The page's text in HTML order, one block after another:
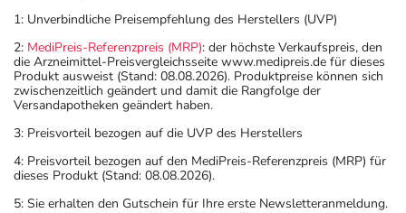
1: Unverbindliche Preisempfehlung des Herstellers (UVP)
2: MediPreis-Referenzpreis (MRP): der höchste Verkaufspreis, den
die Arzneimittel-Preisvergleichsseite www.medipreis.de für dieses
Produkt ausweist (Stand: 08.08.2026). Produktpreise können sich
zwischenzeitlich geändert und damit die Rangfolge der
Versandapotheken geändert haben.
3: Preisvorteil bezogen auf die UVP des Herstellers
4: Preisvorteil bezogen auf den MediPreis-Referenzpreis (MRP) für
dieses Produkt (Stand: 08.08.2026).
5: Sie erhalten den Gutschein für Ihre erste Newsletteranmeldung.